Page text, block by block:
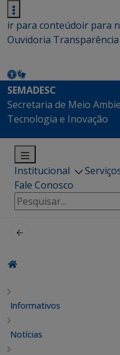
ir para conteúdoir para
Ouvidoria Transparência
SEMADESC
Secretaria de Meio
Tecnologia e Inovação
Institucional
Fale Conosco
Pesquisar
por:
Informativos
Notícias